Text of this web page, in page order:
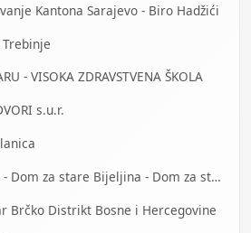
Kantona Sarajevo - Biro Hadžići
Trebinje
- VISOKA ZDRAVSTVENA ŠKOLA
s.u.r.
Starački dom Bijeljina - Dom za stare Bijeljina - Dom za stara lica Bijeljina
Brčko Distrikt Bosne i Hercegovine